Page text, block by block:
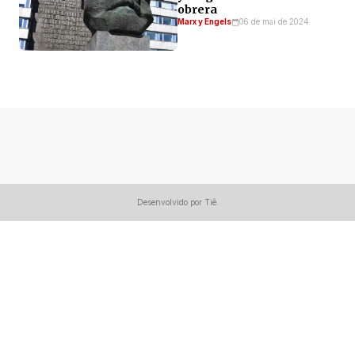
obrera
Marx y Engels 06 de mai de 2024
Desenvolvido por Tiê.